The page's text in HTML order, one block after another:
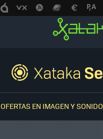
OFERTAS EN IMAGEN Y SONIDO